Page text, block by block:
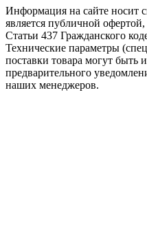
Информация на сайте носит
является публичной
Статьи 437 Гражданского
Технические параметры
поставки товара могут быть
предварительного
наших менеджеров.